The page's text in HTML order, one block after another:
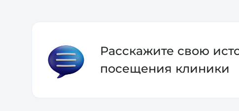
Расскажите свою
посещения клиники